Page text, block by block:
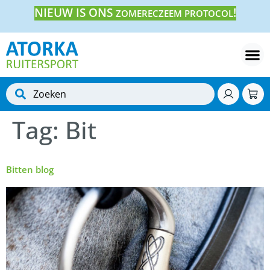
NIEUW IS ONS ZOMERECZEEM PROTOCOL!
Tag: Bit
Bitten blog